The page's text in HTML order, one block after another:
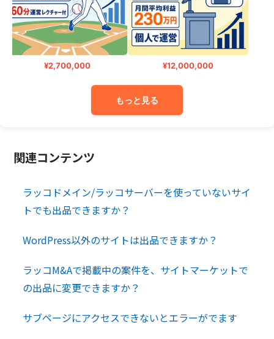
¥2,700,000 ¥12,000,000
もっと見る
関連コンテンツ
ラッコドメイン/ラッコサーバーを使っていないサイ
トでも出品できますか？
WordPress以外のサイトは出品できますか？
ラッコM&Aで掲載中の案件を、サイトマーケットで
の出品に変更できますか？
サブページにアクセスできないとエラーがでます